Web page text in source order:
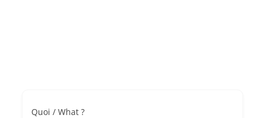
Quoi / What ?